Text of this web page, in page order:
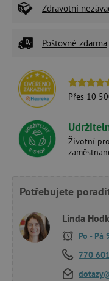
Zdravotní
Poštovné zdarma
Přes 10
Životní
Potřebujete
Linda
Po - Pá
770